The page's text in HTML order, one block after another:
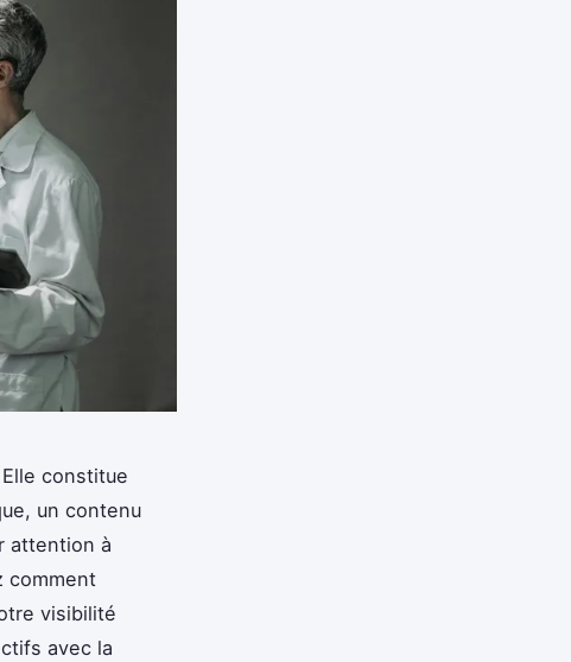
constitue
un contenu
attention à
comment
visibilité
avec la